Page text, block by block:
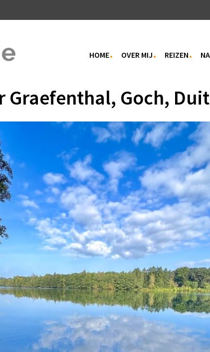
HOME OVER MIJ REIZEN
Graefenthal, Goch,